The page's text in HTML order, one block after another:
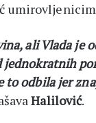
ali Vlada je
odbila jer
Halilović.